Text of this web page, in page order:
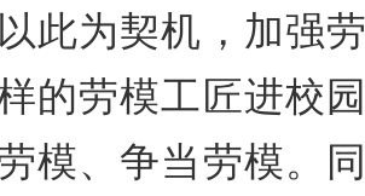
此为契机，加强
的劳模工匠进校
模、争当劳模。